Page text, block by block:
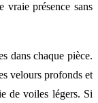
vraie présence sans
dans chaque pièce.
velours profonds et
de voiles légers. Si